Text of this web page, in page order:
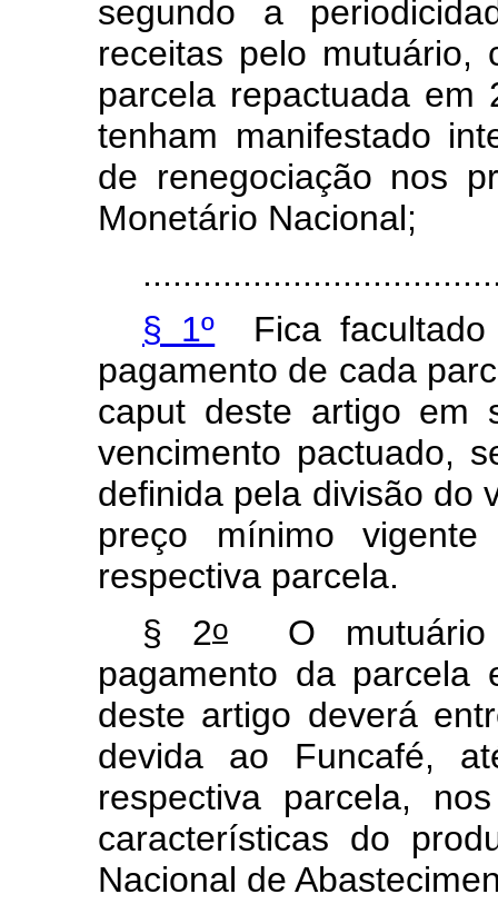
segundo a
receitas pelo mutuário,
parcela repactuada em
tenham manifestado
de renegociação nos
Monetário Nacional;
§ 1º Fica facultado
pagamento de cada
caput deste artigo em
vencimento pactuado,
definida pela divisão do
preço mínimo
respectiva parcela.
§ 2o O mutuário
pagamento da
deste artigo deverá
devida ao Funcafé,
respectiva parcela,
características do
Nacional de